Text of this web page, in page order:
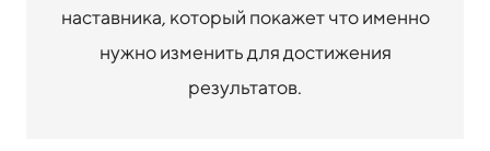
наставника, который покажет что именно
нужно изменить для достижения
результатов.